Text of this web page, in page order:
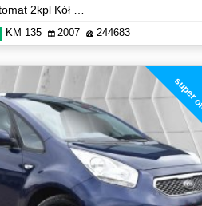
KM 135 2007 244683